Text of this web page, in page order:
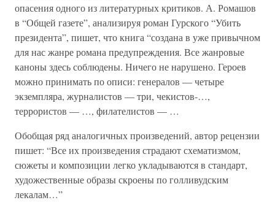
опасения одного из литературных критиков. А. Ромашов
в “Общей газете”, анализируя роман Гурского “Убить
президента”, пишет, что книга “создана в уже привычном
для нас жанре романа предупреждения. Все жанровые
каноны здесь соблюдены. Ничего не нарушено. Героев
можно принимать по описи: генералов — четыре
экземпляра, журналистов — три, чекистов-…,
террористов — …, филателистов — …
Обобщая ряд аналогичных произведений, автор рецензии
пишет: “Все их произведения страдают схематизмом,
сюжеты и композиции легко укладываются в стандарт,
художественные образы скроены по голливудским
лекалам…”